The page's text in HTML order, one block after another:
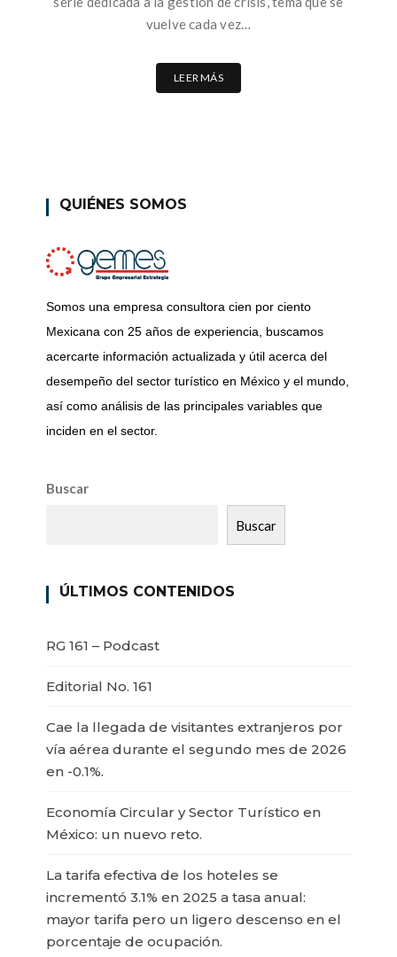
vuelve cada vez…
LEER MÁS
QUIÉNES SOMOS
Somos una empresa consultora cien por ciento
Mexicana con 25 años de experiencia, buscamos
acercarte información actualizada y útil acerca del
desempeño del sector turístico en México y el mundo,
así como análisis de las principales variables que
inciden en el sector.
Buscar
Buscar
ÚLTIMOS CONTENIDOS
RG 161 – Podcast
Editorial No. 161
Cae la llegada de visitantes extranjeros por
vía aérea durante el segundo mes de 2026
en -0.1%.
Economía Circular y Sector Turístico en
México: un nuevo reto.
La tarifa efectiva de los hoteles se
incrementó 3.1% en 2025 a tasa anual:
mayor tarifa pero un ligero descenso en el
porcentaje de ocupación.